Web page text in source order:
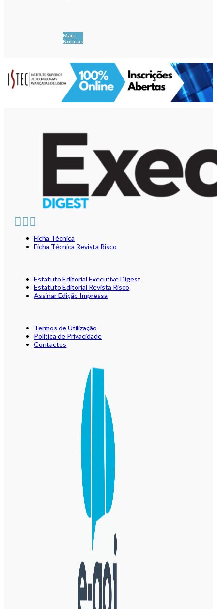
Mais
Notícias
Ficha Técnica
Ficha Técnica Revista Risco
Estatuto Editorial Executive Digest
Estatuto Editorial Revista Risco
Assinar Edição Impressa
Termos de Utilização
Política de Privacidade
Contactos